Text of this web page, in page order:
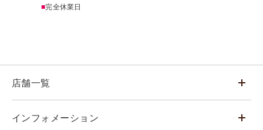
■完全休業日
店舗一覧
インフォメーション